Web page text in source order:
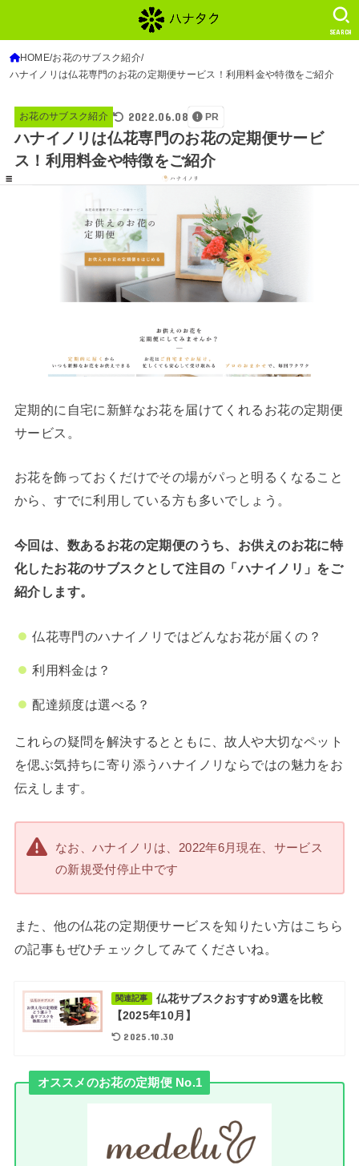
SEARCH
HOME お花のサブスク紹介
ハナイノリは仏花専門のお花の定期便サービス！利用料金や特徴をご紹介
お花のサブスク紹介 2022.06.08 PR
ハナイノリは仏花専門のお花の定期便サービ
ス！利用料金や特徴をご紹介
定期的に自宅に新鮮なお花を届けてくれるお花の定期便
サービス。
お花を飾っておくだけでその場がパっと明るくなること
から、すでに利用している方も多いでしょう。
今回は、数あるお花の定期便のうち、お供えのお花に特
化したお花のサブスクとして注目の「ハナイノリ」をご
紹介します。
仏花専門のハナイノリではどんなお花が届くの？
利用料金は？
配達頻度は選べる？
これらの疑問を解決するとともに、故人や大切なペット
を偲ぶ気持ちに寄り添うハナイノリならではの魅力をお
伝えします。
なお、ハナイノリは、2022年6月現在、サービス
の新規受付停止中です
また、他の仏花の定期便サービスを知りたい方はこちら
の記事もぜひチェックしてみてくださいね。
関連記事
仏花サブスクおすすめ9選を比較
【2025年10月】
2025.10.30
オススメのお花の定期便 No.1